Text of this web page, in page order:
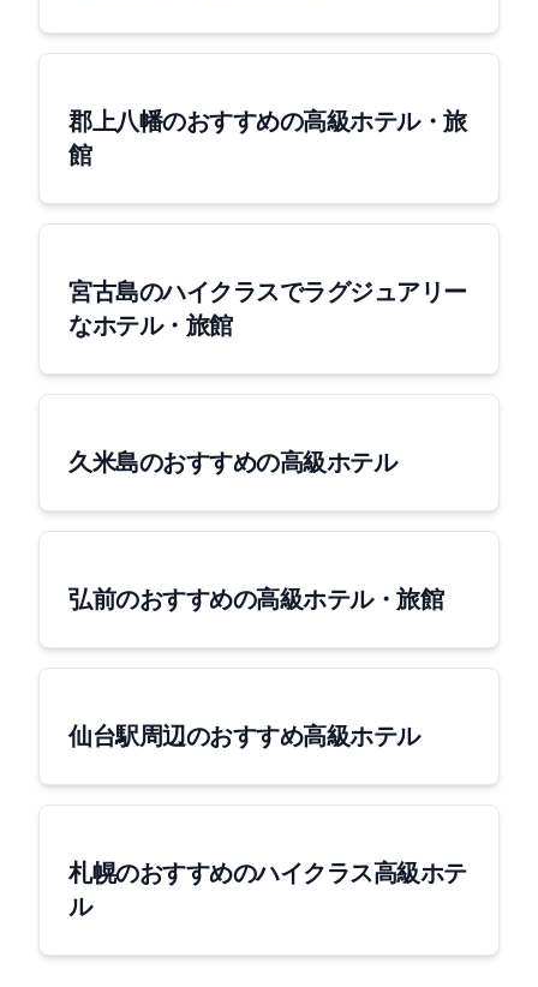
郡上八幡のおすすめの高級ホテル・旅
館
宮古島のハイクラスでラグジュアリー
なホテル・旅館
久米島のおすすめの高級ホテル
弘前のおすすめの高級ホテル・旅館
仙台駅周辺のおすすめ高級ホテル
札幌のおすすめのハイクラス高級ホテ
ル